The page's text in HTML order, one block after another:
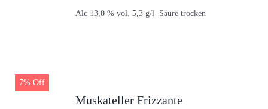
Alc 13,0 % vol. 5,3 g/l Säure trocken
7% Off
Muskateller Frizzante